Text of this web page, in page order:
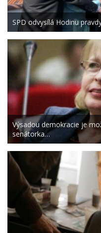
SPD odvysílá Hodinu
Výsadou demokracie je
senátorka…